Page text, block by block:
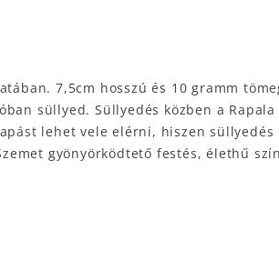
7,5cm hosszú és 10 gramm
süllyed. Süllyedés közben a
lehet vele elérni, hiszen
gyönyörködtető festés, élethű